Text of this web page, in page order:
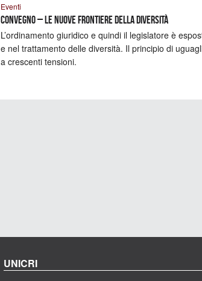
Eventi
Convegno – Le nuove frontiere della diversità
L’ordinamento giuridico e quindi il legislatore è
e nel trattamento delle diversità. Il principio di
a crescenti tensioni.
UNICRI